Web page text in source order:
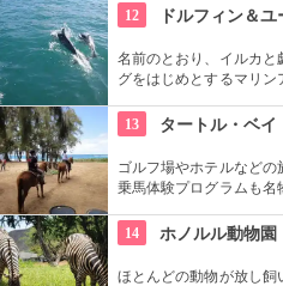
やフラなどの“授業”もあ
出になりそうですね。
12 ドルフィン＆ユ
名前のとおり、イルカと
グをはじめとするマリン
いそう。バーベキュー
てなしも。
13 タートル・ベイ
ゴルフ場やホテルなどの
乗馬体験プログラムも名
暮れ時のビーチを巡る
14 ホノルル動物園
ほとんどの動物が放し飼